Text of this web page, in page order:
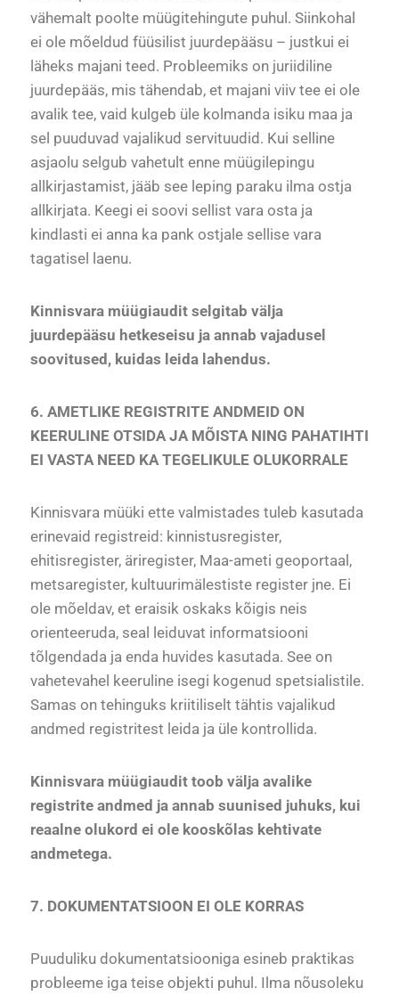
vähemalt poolte müügitehingute puhul. Siinkohal
ei ole mõeldud füüsilist juurdepääsu – justkui ei
läheks majani teed. Probleemiks on juriidiline
juurdepääs, mis tähendab, et majani viiv tee ei ole
avalik tee, vaid kulgeb üle kolmanda isiku maa ja
sel puuduvad vajalikud servituudid. Kui selline
asjaolu selgub vahetult enne müügilepingu
allkirjastamist, jääb see leping paraku ilma ostja
allkirjata. Keegi ei soovi sellist vara osta ja
kindlasti ei anna ka pank ostjale sellise vara
tagatisel laenu.
Kinnisvara müügiaudit selgitab välja
juurdepääsu hetkeseisu ja annab vajadusel
soovitused, kuidas leida lahendus.
6. AMETLIKE REGISTRITE ANDMEID ON
KEERULINE OTSIDA JA MÕISTA NING PAHATIHTI
EI VASTA NEED KA TEGELIKULE OLUKORRALE
Kinnisvara müüki ette valmistades tuleb kasutada
erinevaid registreid: kinnistusregister,
ehitisregister, äriregister, Maa-ameti geoportaal,
metsaregister, kultuurimälestiste register jne. Ei
ole mõeldav, et eraisik oskaks kõigis neis
orienteeruda, seal leiduvat informatsiooni
tõlgendada ja enda huvides kasutada. See on
vahetevahel keeruline isegi kogenud spetsialistile.
Samas on tehinguks kriitiliselt tähtis vajalikud
andmed registritest leida ja üle kontrollida.
Kinnisvara müügiaudit toob välja avalike
registrite andmed ja annab suunised juhuks, kui
reaalne olukord ei ole kooskõlas kehtivate
andmetega.
7. DOKUMENTATSIOON EI OLE KORRAS
Puuduliku dokumentatsiooniga esineb praktikas
probleeme iga teise objekti puhul. Ilma nõusoleku